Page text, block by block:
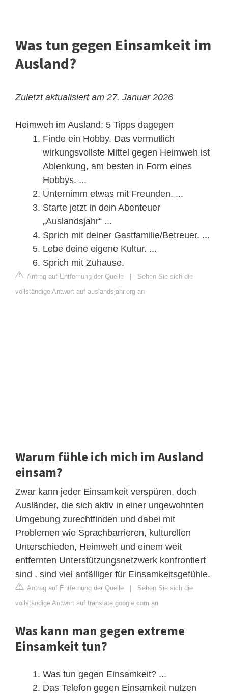
Was tun gegen Einsamkeit im
Ausland?
Zuletzt aktualisiert am 27. Januar 2026
Heimweh im Ausland: 5 Tipps dagegen
Finde ein Hobby. Das vermutlich
wirkungsvollste Mittel gegen Heimweh ist
Ablenkung, am besten in Form eines
Hobbys. ...
Unternimm etwas mit Freunden. ...
Starte jetzt in dein Abenteuer
„Auslandsjahr“ ...
Sprich mit deiner Gastfamilie/Betreuer. ...
Lebe deine eigene Kultur. ...
Sprich mit Zuhause.
Antrag auf Entfernung der Quelle
Sehen Sie sich die
vollständige Antwort auf auslandsjahr.org an
Warum fühle ich mich im Ausland
einsam?
Zwar kann jeder Einsamkeit verspüren, doch
Ausländer, die sich aktiv in einer ungewohnten
Umgebung zurechtfinden und dabei mit
Problemen wie Sprachbarrieren, kulturellen
Unterschieden, Heimweh und einem weit
entfernten Unterstützungsnetzwerk konfrontiert
sind , sind viel anfälliger für Einsamkeitsgefühle.
Antrag auf Entfernung der Quelle
Sehen Sie sich die
vollständige Antwort auf translate.google.com an
Was kann man gegen extreme
Einsamkeit tun?
Was tun gegen Einsamkeit? ...
Das Telefon gegen Einsamkeit nutzen